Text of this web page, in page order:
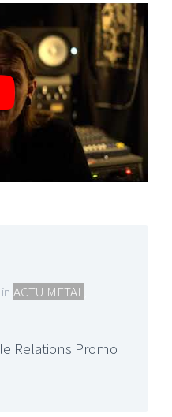
ACTU METAL
Relations Promo